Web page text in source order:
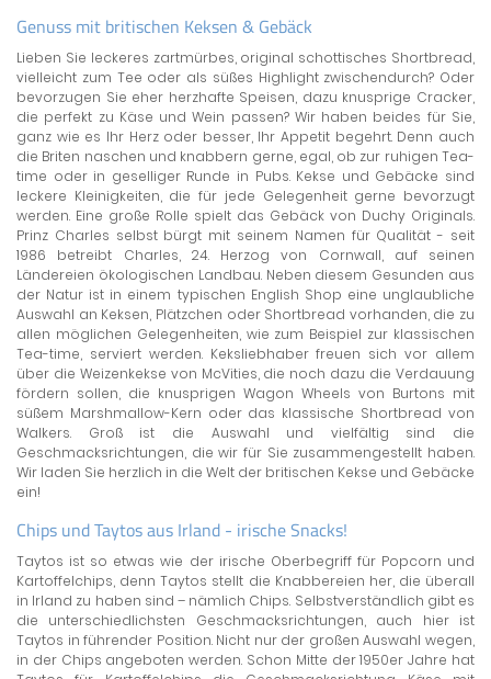
Genuss mit britischen Keksen & Gebäck
Lieben Sie leckeres zartmürbes, original schottisches Shortbread,
vielleicht zum Tee oder als süßes Highlight zwischendurch? Oder
bevorzugen Sie eher herzhafte Speisen, dazu knusprige Cracker,
die perfekt zu Käse und Wein passen? Wir haben beides für Sie,
ganz wie es Ihr Herz oder besser, Ihr Appetit begehrt. Denn auch
die Briten naschen und knabbern gerne, egal, ob zur ruhigen Tea-
time oder in geselliger Runde in Pubs. Kekse und Gebäcke sind
leckere Kleinigkeiten, die für jede Gelegenheit gerne bevorzugt
werden. Eine große Rolle spielt das Gebäck von Duchy Originals.
Prinz Charles selbst bürgt mit seinem Namen für Qualität - seit
1986 betreibt Charles, 24. Herzog von Cornwall, auf seinen
Ländereien ökologischen Landbau. Neben diesem Gesunden aus
der Natur ist in einem typischen English Shop eine unglaubliche
Auswahl an Keksen, Plätzchen oder Shortbread vorhanden, die zu
allen möglichen Gelegenheiten, wie zum Beispiel zur klassischen
Tea-time, serviert werden. Keksliebhaber freuen sich vor allem
über die Weizenkekse von McVities, die noch dazu die Verdauung
fördern sollen, die knusprigen Wagon Wheels von Burtons mit
süßem Marshmallow-Kern oder das klassische Shortbread von
Walkers. Groß ist die Auswahl und vielfältig sind die
Geschmacksrichtungen, die wir für Sie zusammengestellt haben.
Wir laden Sie herzlich in die Welt der britischen Kekse und Gebäcke
ein!
Chips und Taytos aus Irland - irische Snacks!
Taytos ist so etwas wie der irische Oberbegriff für Popcorn und
Kartoffelchips, denn Taytos stellt die Knabbereien her, die überall
in Irland zu haben sind – nämlich Chips. Selbstverständlich gibt es
die unterschiedlichsten Geschmacksrichtungen, auch hier ist
Taytos in führender Position. Nicht nur der großen Auswahl wegen,
in der Chips angeboten werden. Schon Mitte der 1950er Jahre hat